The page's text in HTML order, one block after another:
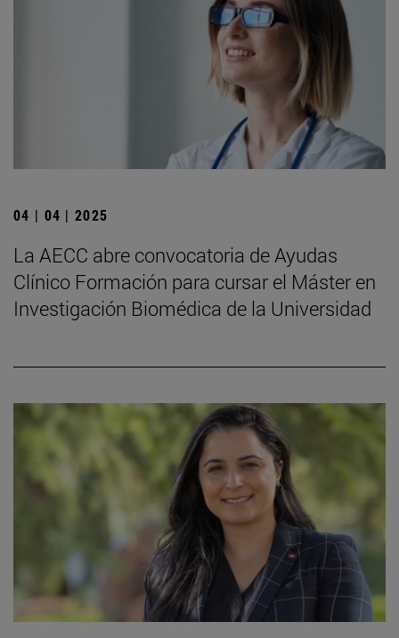
04 | 04 | 2025
La AECC abre convocatoria de Ayudas
Clínico Formación para cursar el Máster en
Investigación Biomédica de la Universidad